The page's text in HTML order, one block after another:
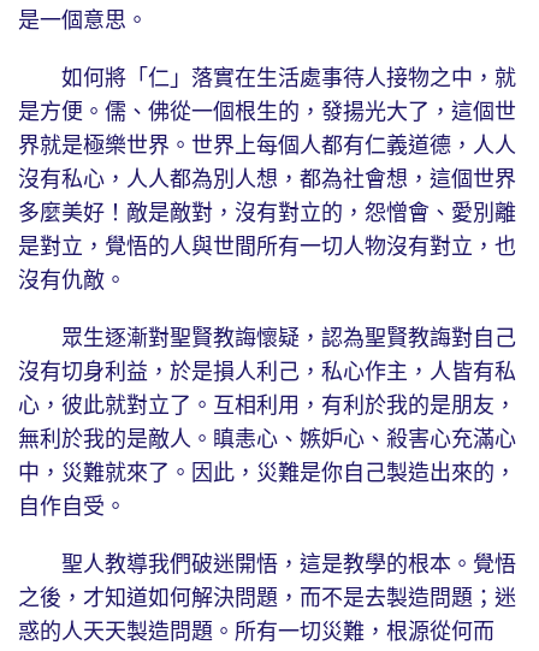
是一個意思。
如何將「仁」落實在生活處事待人接物之中，就
是方便。儒、佛從一個根生的，發揚光大了，這個世
界就是極樂世界。世界上每個人都有仁義道德，人人
沒有私心，人人都為別人想，都為社會想，這個世界
多麼美好！敵是敵對，沒有對立的，怨憎會、愛別離
是對立，覺悟的人與世間所有一切人物沒有對立，也
沒有仇敵。
眾生逐漸對聖賢教誨懷疑，認為聖賢教誨對自己
沒有切身利益，於是損人利己，私心作主，人皆有私
心，彼此就對立了。互相利用，有利於我的是朋友，
無利於我的是敵人。瞋恚心、嫉妒心、殺害心充滿心
中，災難就來了。因此，災難是你自己製造出來的，
自作自受。
聖人教導我們破迷開悟，這是教學的根本。覺悟
之後，才知道如何解決問題，而不是去製造問題；迷
惑的人天天製造問題。所有一切災難，根源從何而